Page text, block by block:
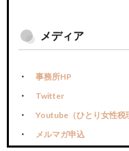
メディア
事務所HP
Twitter
Youtube（ひとり女性税
メルマガ申込